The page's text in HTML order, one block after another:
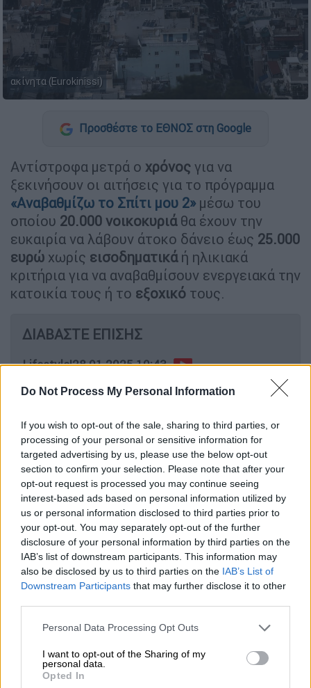
Do Not Process My Personal Information
If you wish to opt-out of the sale, sharing to third parties, or
processing of your personal or sensitive information for
targeted advertising by us, please use the below opt-out
section to confirm your selection. Please note that after your
opt-out request is processed you may continue seeing
interest-based ads based on personal information utilized by
us or personal information disclosed to third parties prior to
your opt-out. You may separately opt-out of the further
disclosure of your personal information by third parties on the
IAB’s list of downstream participants. This information may
also be disclosed by us to third parties on the IAB’s List of
Downstream Participants that may further disclose it to other
Please note that this website/app uses one or more Google
not limited to your visit or usage behaviour. You may click to
grant or deny consent to Google and its third-party tags to
use your data for below specified purposes in below Google
Personal Data Processing Opt Outs
I want to opt-out of the Sharing of my
personal data.
Opted In
ακίνητα (Eurokinissi)
Προσθέστε το ΕΘΝΟΣ στη Google
Αντίστροφα μετρά ο χρόνος για να
ξεκινήσουν οι αιτήσεις για το πρόγραμμα
«Αναβαθμίζω το Σπίτι μου 2»μέσω του
οποίου 20.000 νοικοκυριάθα έχουν την
ευκαιρία να λάβουν άτοκο δάνειο έως 25.000
ευρώ χωρίς εισοδηματικάή ηλικιακά
κριτήρια για να αναβαθμίσουν ενεργειακά την
κατοικία τους ή το εξοχικό τους.
ΔΙΑΒΑΣΤΕ ΕΠΙΣΗΣ
Lifestyle|28.01.2025 10:43
«Δε θα κάτσω να απολογηθώ»: Η
πρώτη απάντηση της Ιωάννας Τούνη
μετά τις αντιδράσεις για το ταξίδι
στο Ντουμπάι
Ελλάδα 28.01.2025 10:47
Καταρρίπτονται οι ισχυρισμοί πως ο
3χρονος έπεσε μόνος του - Σοκάρει η
πρώτη εκτίμηση ιατροδικαστή
φθάσει έως τις 25.000 ευρώενώ μεταξύ των
βασικώνχαρακτηριστικών του είναι με το
κυριότερο ότι είναι άτοκο επιπλέον δεν έχει